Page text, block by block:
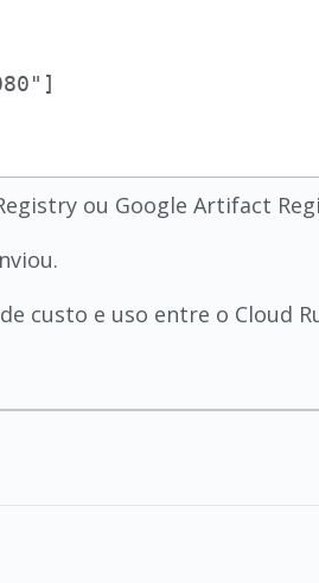
ou Google Artifact
custo e uso entre o Cloud